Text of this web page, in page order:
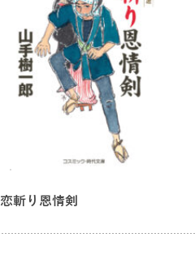
恋斬り恩情剣